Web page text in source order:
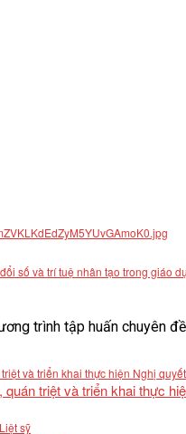
số và trí tuệ nhân tạo trong giáo
trình tập huấn chuyên
triệt và triển khai thực